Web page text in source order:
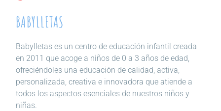
BABYLLETAS
Babylletas es un centro de educación infantil creada
en 2011 que acoge a niños de 0 a 3 años de edad,
ofreciéndoles una educación de calidad, activa,
personalizada, creativa e innovadora que atiende a
todos los aspectos esenciales de nuestros niños y
niñas.